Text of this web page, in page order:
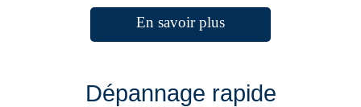
En savoir plus
Dépannage rapide